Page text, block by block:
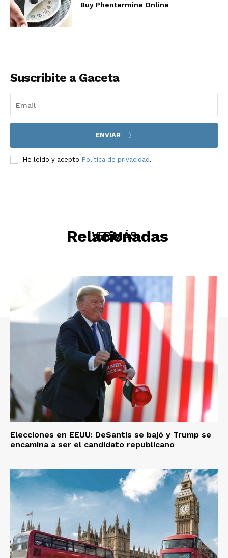
Buy Phentermine Online
Suscribite a Gaceta
ENVIAR
He leído y acepto Política de privacidad .
Relacionadas
VER MÁS
Elecciones en EEUU: DeSantis se bajó y Trump se
encamina a ser el candidato republicano